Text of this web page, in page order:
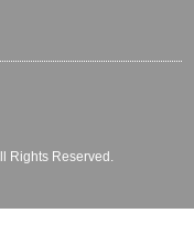
Rights Reserved.